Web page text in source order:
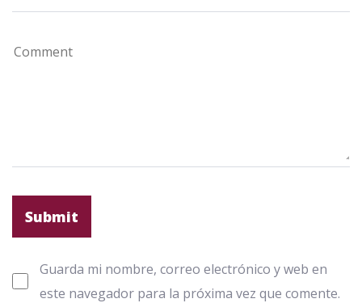
Guarda mi nombre, correo electrónico y web en
este navegador para la próxima vez que comente.